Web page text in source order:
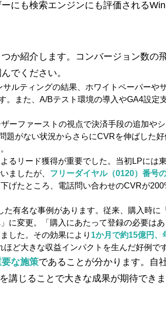
にも検索エンジンにも評価される
つか紹介します。コンバージョン数の
でください。
ルティングの結果、ホワイトペーパーや
。また、A/Bテスト環境の導入やGA4設定
ーファーストの視点で決済手段の追加や
題がない状況からさらにCVRを伸ばした
るリード獲得が重要でした。当初LPには
ましたが、 フリーダイヤル（0120）番号
げたところ、電話問い合わせのCVRが
た有名な事例があります。従来、購入時に
に変更。「購入にあたって登録の必要は
ました。その効果により 1か月で約15億円、
ど大きな収益インパクトを生んだ好例です
な施策であることが分かります。自
じることで大きな成果が期待できま